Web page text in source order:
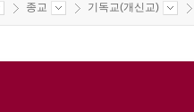
종교 기독교(개신교)